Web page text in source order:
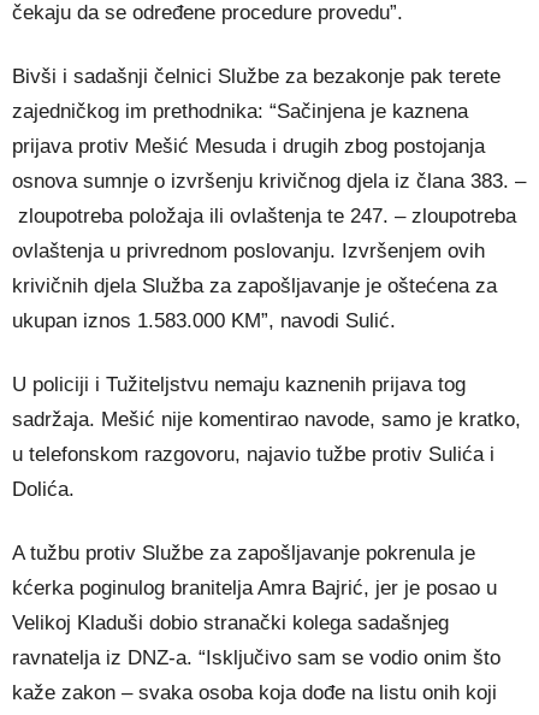
čekaju da se određene procedure provedu”.
Bivši i sadašnji čelnici Službe za bezakonje pak terete
zajedničkog im prethodnika: “Sačinjena je kaznena
prijava protiv Mešić Mesuda i drugih zbog postojanja
osnova sumnje o izvršenju krivičnog djela iz člana 383. –
zloupotreba položaja ili ovlaštenja te 247. – zloupotreba
ovlaštenja u privrednom poslovanju. Izvršenjem ovih
krivičnih djela Služba za zapošljavanje je oštećena za
ukupan iznos 1.583.000 KM”, navodi Sulić.
U policiji i Tužiteljstvu nemaju kaznenih prijava tog
sadržaja. Mešić nije komentirao navode, samo je kratko,
u telefonskom razgovoru, najavio tužbe protiv Sulića i
Dolića.
A tužbu protiv Službe za zapošljavanje pokrenula je
kćerka poginulog branitelja Amra Bajrić, jer je posao u
Velikoj Kladuši dobio stranački kolega sadašnjeg
ravnatelja iz DNZ-a. “Isključivo sam se vodio onim što
kaže zakon – svaka osoba koja dođe na listu onih koji